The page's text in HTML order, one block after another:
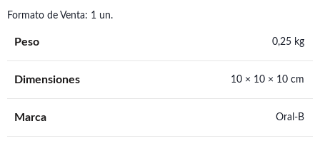
Formato de Venta: 1 un.
Peso 0,25 kg
Dimensiones 10 × 10 × 10 cm
Marca Oral-B